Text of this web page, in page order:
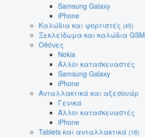
Samsung Galaxy
iPhone
Καλώδια και φορτιστές (45)
Ξεκλείδωμα και καλώδια GSM
Οθόνες
Nokia
Άλλοι κατασκευαστές
Samsung Galaxy
iPhone
Ανταλλακτικά και αξεσουάρ
Γενικά
Άλλοι κατασκευαστές
iPhone
Tablets και ανταλλακτικά (18)